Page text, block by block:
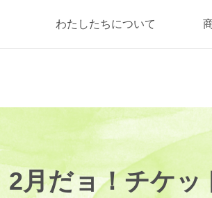
わたしたちについて
2月だョ！チケ